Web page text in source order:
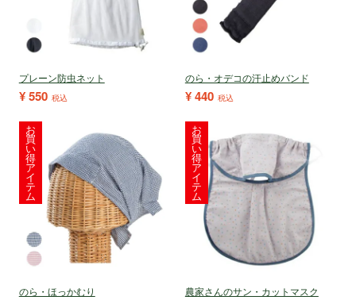
プレーン防虫ネット
¥550 税込
のら・オデコの汗止めバンド
¥440 税込
お
買
い
得
ア
イ
テ
ム
のら・ほっかむり
お
買
い
得
ア
イ
テ
ム
農家さんのサン・カットマスク